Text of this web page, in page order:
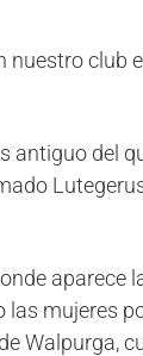
nuestro
del
mujeres
Walpurga,